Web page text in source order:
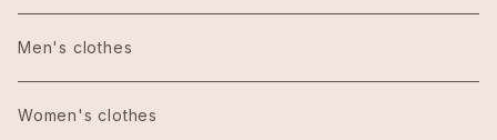
Anthoropologieアンソロポロジー
Bath&Body Worksバス＆ボディワークス
tote bag トートバッグ
エコバッグ
Men's clothes
Women's clothes